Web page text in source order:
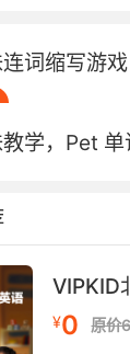
可以是数
够轻松记
学习的趣味
生动有趣
授“apple”
和颜色，
学习：在
长应鼓励
游戏或角
所学知识
词缩写游
学，Pet
VIPKID
¥0 原价